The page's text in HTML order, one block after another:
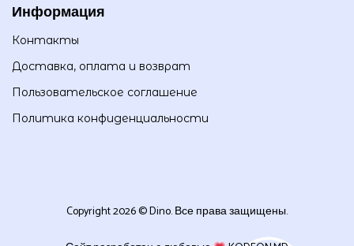
Информация
Контакты
Доставка, оплата и возврат
Пользовательское соглашение
Политика конфиденциальности
Copyright 2026 © Dino. Все права защищены.